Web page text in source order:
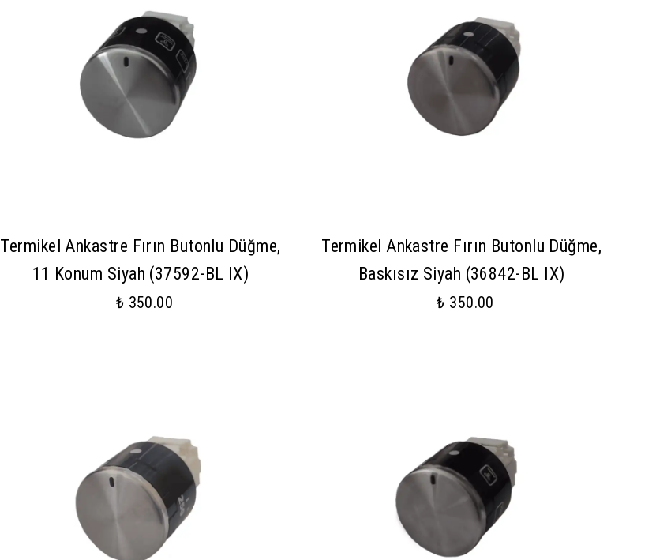
Termikel Ankastre Fırın Butonlu Düğme,
11 Konum Siyah (37592-BL IX)
₺ 350.00
Termikel Ankastre Fırın Butonlu Düğme,
Baskısız Siyah (36842-BL IX)
₺ 350.00